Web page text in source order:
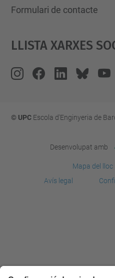
Formulari de contacte
Llista Xarxes
© UPCEscola d'Enginyeria de
Desenvolupat amb
Mapa del lloc
Avís legal